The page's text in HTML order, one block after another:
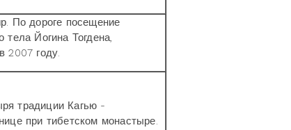
По дороге посещение
тела Йогина Тогдена,
2007 году.
традиции Кагью -
при тибетском монастыре.